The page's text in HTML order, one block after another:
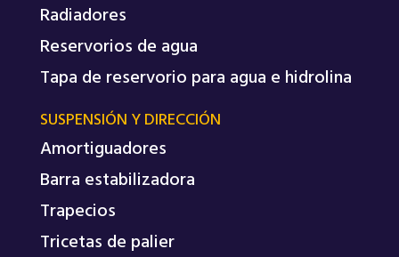
Radiadores
Reservorios de agua
Tapa de reservorio para agua e hidrolina
SUSPENSIÓN Y DIRECCIÓN
Amortiguadores
Barra estabilizadora
Trapecios
Tricetas de palier